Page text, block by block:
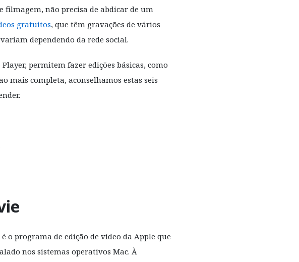
filmagem, não precisa de abdicar de um
gratuitos, que têm gravações de vários
dependendo da rede social.
permitem fazer edições básicas, como
mais completa, aconselhamos estas seis
é o programa de edição de vídeo da Apple que
nos sistemas operativos Mac. À